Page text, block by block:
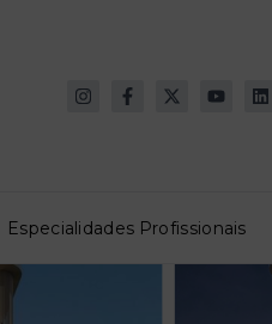
Especialidades Profissionais